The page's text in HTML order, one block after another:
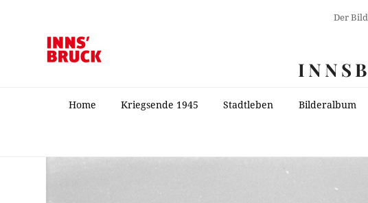
Der
Home Kriegsende 1945 Stadtleben Bilderalbum